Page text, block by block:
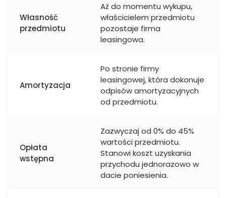
Własność
przedmiotu
Aż do momentu wykupu,
właścicielem przedmiotu
pozostaje firma
leasingowa.
Amortyzacja
Po stronie firmy
leasingowej, która dokonuje
odpisów amortyzacyjnych
od przedmiotu.
Opłata
wstępna
Zazwyczaj od 0% do 45%
wartości przedmiotu.
Stanowi koszt uzyskania
przychodu jednorazowo w
dacie poniesienia.